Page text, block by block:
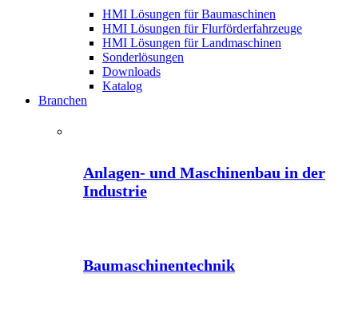
HMI Lösungen für Baumaschinen
HMI Lösungen für Flurförderfahrzeuge
HMI Lösungen für Landmaschinen
Sonderlösungen
Downloads
Katalog
Branchen
Anlagen- und Maschinenbau in der
Industrie
Baumaschinentechnik